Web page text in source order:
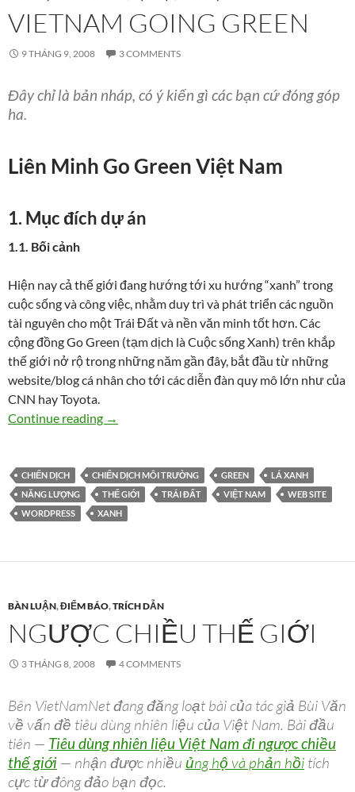
VIETNAM GOING GREEN
9 THÁNG 9, 2008 3 COMMENTS
Đây chỉ là bản nháp, có ý kiến gì các bạn cứ đóng góp
ha.
Liên Minh Go Green Việt Nam
1. Mục đích dự án
1.1. Bối cảnh
Hiện nay cả thế giới đang hướng tới xu hướng “xanh” trong
cuộc sống và công việc, nhằm duy trì và phát triển các nguồn
tài nguyên cho một Trái Đất và nền văn minh tốt hơn. Các
cộng đồng Go Green (tạm dịch là Cuộc sống Xanh) trên khắp
thế giới nở rộ trong những năm gần đây, bắt đầu từ những
website/blog cá nhân cho tới các diễn đàn quy mô lớn như của
CNN hay Toyota.
Continue reading Vietnam Going Green
→
CHIẾN DỊCH CHIẾN DỊCH MÔI TRƯỜNG GREEN
LÁ XANH
NĂNG LƯỢNG
THẾ GIỚI TRÁI ĐẤT VIỆT NAM
WEB SITE
WORDPRESS
XANH
BÀN LUẬN,ĐIỂM BÁO,TRÍCH DẪN
NGƯỢC CHIỀU THẾ GIỚI
3 THÁNG 8, 2008 4 COMMENTS
Bên VietNamNet đang đăng loạt bài của tác giả Bùi Văn
về vấn đề tiêu dùng nhiên liệu của Việt Nam. Bài đầu
tiên — Tiêu dùng nhiên liệu Việt Nam đi ngược chiều
thế giới — nhận được nhiều ủng hộ và phản hồi tích
cực từ đông đảo bạn đọc.